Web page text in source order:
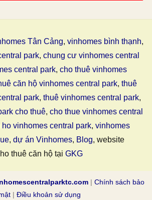
Tân Cảng, vinhomes bình thạnh,
park, chung cư vinhomes central
central park, cho thuê vinhomes
căn hộ vinhomes central park, thuê
park, thuê vinhomes central park,
cho thuê, cho thue vinhomes central
vinhomes central park, vinhomes
, dự án Vinhomes, Blog, website
thuê căn hộ tại GKG
| Chính sách bảo
| Điều khoản sử dụng